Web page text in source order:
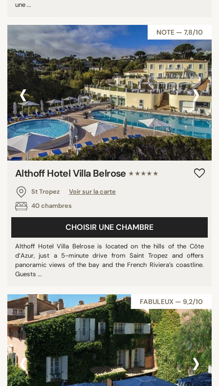
une ...
NOTE — 7,8/10
‹ ›
Althoff Hotel Villa Belrose ★★★★★
St Tropez
Voir sur la carte
40 chambres
CHOISIR UNE CHAMBRE
Althoff Hotel Villa Belrose is located on the hills of the Côte
d’Azur, just a 5-minute drive from Saint Tropez and offers
panoramic views of the bay and the French Riviera’s coastline.
Guests ...
FABULEUX — 9,2/10
‹ ›